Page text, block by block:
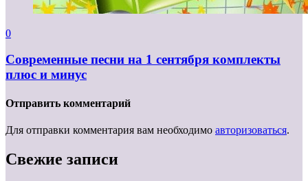
0
Современные песни на 1 сентября комплекты
плюс и минус
Отправить комментарий
Для отправки комментария вам необходимо авторизоваться.
Свежие записи